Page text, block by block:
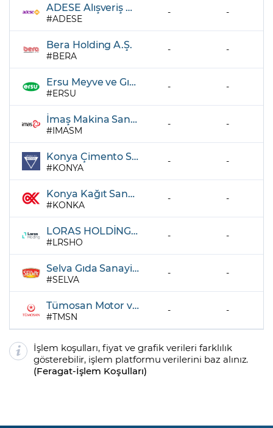
ADESE Alışveriş Merkezleri Ticaret A.Ş.
ADESE
- -
Bera Holding A.Ş.
BERA
- -
Ersu Meyve ve Gıda Sanayi A.Ş.
ERSU
- -
İmaş Makina Sanayi A.Ş.
IMASM
- -
Konya Çimento Sanayii A.Ş.
KONYA
- -
Konya Kağıt Sanayi ve Ticaret A.Ş
KONKA
- -
LORAS HOLDİNG A.Ş.
LRSHO
- -
Selva Gıda Sanayi A.Ş.
SELVA
- -
Tümosan Motor ve Traktör Sanayi A.Ş.
TMSN
- -
İşlem koşulları, fiyat ve grafik verileri farklılık
gösterebilir, işlem platformu verilerini baz alınız.
(Feragat-İşlem Koşulları)